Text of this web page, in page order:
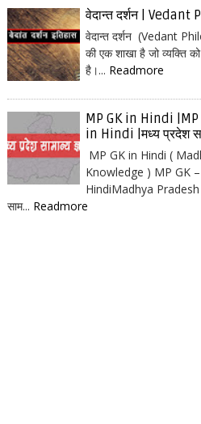
वेदान्त दर्शन |
वेदान्त दर्शन (Vedant
की एक शाखा है जो व्यक्ति को
है।... Readmore
MP GK in Hindi
in Hindi |मध्य प्रदेश
MP GK in Hindi (
Knowledge ) MP GK
HindiMadhya
साम... Readmore